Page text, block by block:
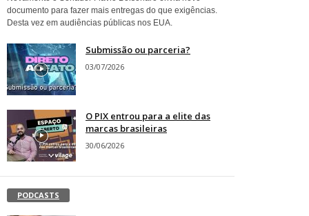
documento para fazer mais entregas do que exigências.
Desta vez em audiências públicas nos EUA.
Submissão ou parceria?
03/07/2026
O PIX entrou para a elite das
marcas brasileiras
30/06/2026
PODCASTS